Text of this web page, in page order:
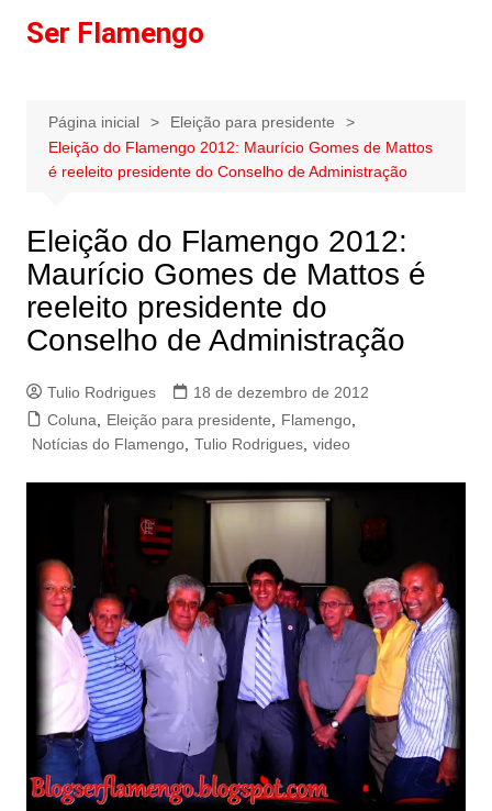
paraSer Flamengo
Página inicial
Eleição para presidente
Eleição do Flamengo 2012: Maurício Gomes de Mattos
é reeleito presidente do Conselho de Administração
Eleição do Flamengo 2012:
Maurício Gomes de Mattos é
reeleito presidente do
Conselho de Administração
Tulio Rodrigues
18 de dezembro de 2012
Coluna
Eleição para presidente Flamengo,
Notícias do Flamengo, Tulio Rodrigues, video